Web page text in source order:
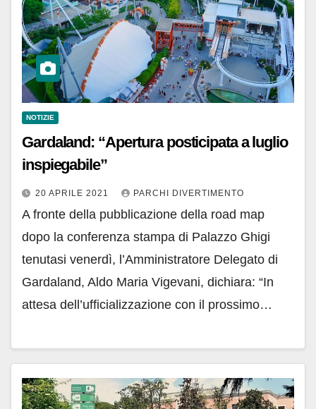
NOTIZIE
Gardaland: “Apertura posticipata a luglio
inspiegabile”
20 APRILE 2021 PARCHI DIVERTIMENTO
A fronte della pubblicazione della road map
dopo la conferenza stampa di Palazzo Ghigi
tenutasi venerdì, l’Amministratore Delegato di
Gardaland, Aldo Maria Vigevani, dichiara: “In
attesa dell’ufficializzazione con il prossimo…